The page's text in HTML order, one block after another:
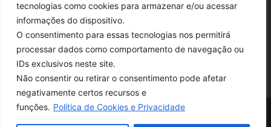
tecnologias como cookies para armazenar e/ou acessar
informações do dispositivo.
O consentimento para essas tecnologias nos permitirá
processar dados como comportamento de navegação ou
IDs exclusivos neste site.
Não consentir ou retirar o consentimento pode afetar
negativamente certos recursos e
funções. Política de Cookies e Privacidade
SIGA-NOS
© 1997-2022, GRUPO ROBERTO MONTORO É proibida a reprodução do
conteúdo em qualquer meio de comunicação, eletrônico ou impresso,